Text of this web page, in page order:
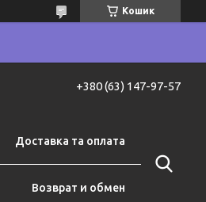
Кошик
+380 (63) 147-97-57
Доставка та оплата
Возврат и обмен